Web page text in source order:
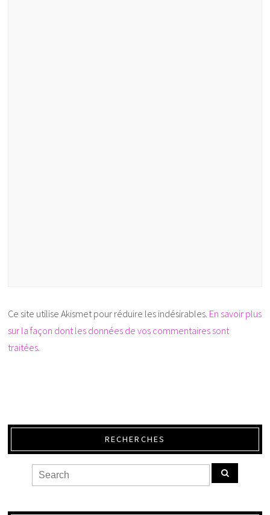
Ce site utilise Akismet pour réduire les indésirables. En savoir plus
sur la façon dont les données de vos commentaires sont
traitées.
RECHERCHES